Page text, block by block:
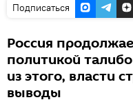
Подписаться
Россия
политикой
из этого, власти
выводы